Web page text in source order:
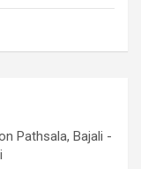
Pathsala, Bajali -